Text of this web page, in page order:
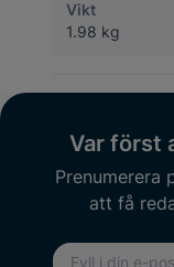
Vikt
1.98 kg
Var först
Prenumerera
att få
E-postadress